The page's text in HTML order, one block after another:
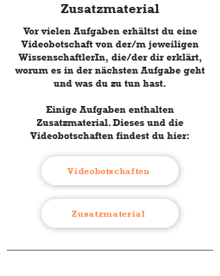
Zusatzmaterial
Vor vielen Aufgaben erhältst du eine
Videobotschaft von der/m jeweiligen
WissenschaftlerIn, die/der dir erklärt,
worum es in der nächsten Aufgabe geht
und was du zu tun hast.
Einige Aufgaben enthalten
Zusatzmaterial. Dieses und die
Videobotschaften findest du hier:
Videobotschaften
Zusatzmaterial